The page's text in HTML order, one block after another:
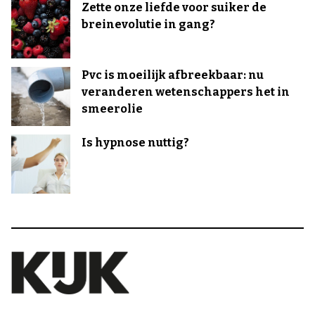
Zette onze liefde voor suiker de
breinevolutie in gang?
Pvc is moeilijk afbreekbaar: nu
veranderen wetenschappers het in
smeerolie
Is hypnose nuttig?